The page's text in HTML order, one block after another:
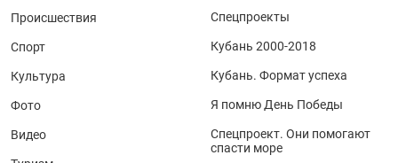
Происшествия
Спорт
Культура
Фото
Видео
Спецпроекты
Кубань 2000-2018
Кубань. Формат успеха
Я помню День Победы
Спецпроект. Они помогают
спасти море